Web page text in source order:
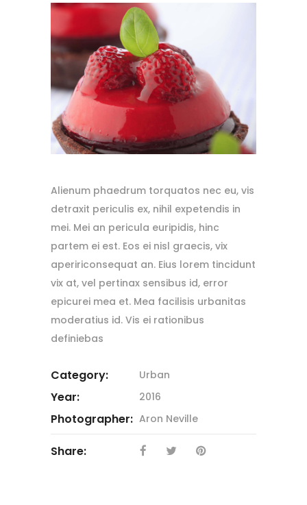
Alienum phaedrum torquatos nec eu, vis
detraxit periculis ex, nihil expetendis in
mei. Mei an pericula euripidis, hinc
partem ei est. Eos ei nisl graecis, vix
apeririconsequat an. Eius lorem tincidunt
vix at, vel pertinax sensibus id, error
epicurei mea et. Mea facilisis urbanitas
moderatius id. Vis ei rationibus
definiebas
Category: Urban
Year: 2016
Photographer: Aron Neville
Share: